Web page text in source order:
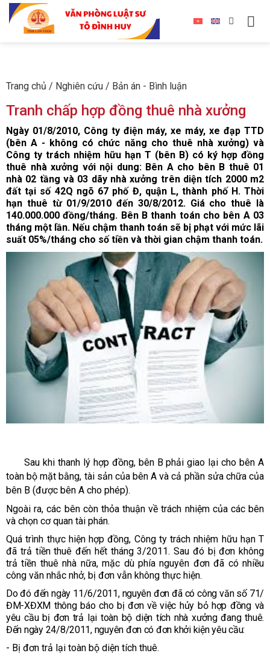
Trang chủ / Nghiên cứu / Bản án - Bình luận
Tranh chấp hợp đồng thuê nhà xưởng
Ngày 01/8/2010, Công ty điện máy, xe máy, xe đạp TTD
(bên A - không có chức năng cho thuê nhà xưởng) và
Công ty trách nhiệm hữu hạn T (bên B) có ký hợp đồng
thuê nhà xưởng với nội dung: Bên A cho bên B thuê 01
nhà 02 tầng và 03 dãy nhà xưởng trên diện tích 2000 m2
đất tại số 42Q ngõ 67 phố Đ, quận L, thành phố H. Thời
hạn thuê từ 01/9/2010 đến 30/8/2012. Giá cho thuê là
140.000.000 đồng/tháng. Bên B thanh toán cho bên A 03
tháng một lần. Nếu chậm thanh toán sẽ bị phạt với mức lãi
suất 05%/tháng cho số tiền và thời gian chậm thanh toán.
Sau khi thanh lý hợp đồng, bên B phải giao lại cho bên A
toàn bộ mặt bằng, tài sản của bên A và cả phần sửa chữa của
bên B (được bên A cho phép).
Ngoài ra, các bên còn thỏa thuận về trách nhiệm của các bên
và chọn cơ quan tài phán.
Quá trình thực hiện hợp đồng, Công ty trách nhiệm hữu hạn T
đã trả tiền thuê đến hết tháng 3/2011. Sau đó bị đơn không
trả tiền thuê nhà nữa, mặc dù phía nguyên đơn đã có nhiều
công văn nhắc nhở, bị đơn vẫn không thực hiện.
Do đó đến ngày 11/6/2011, nguyên đơn đã có công văn số 71/
ĐM-XĐXM thông báo cho bị đơn về việc hủy bỏ hợp đồng và
yêu cầu bị đơn trả lại toàn bộ diện tích nhà xưởng đang thuê.
Đến ngày 24/8/2011, nguyên đơn có đơn khởi kiện yêu cầu:
- Bị đơn trả lại toàn bộ diện tích thuê.